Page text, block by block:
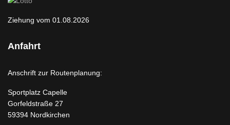
Ziehung vom 01.08.2026
Anfahrt
Anschrift zur Routenplanung:
Sportplatz Capelle
Gorfeldstraße 27
59394 Nordkirchen